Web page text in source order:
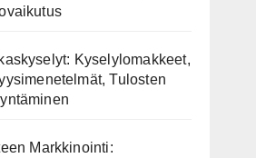
Kyselylomakkeet,
Tulosten
Markkinointi: